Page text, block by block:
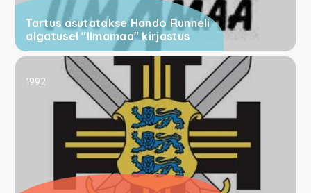
Tartus asutatakse Hando Runneli
algatusel "Ilmamaa" kirjastus
1992